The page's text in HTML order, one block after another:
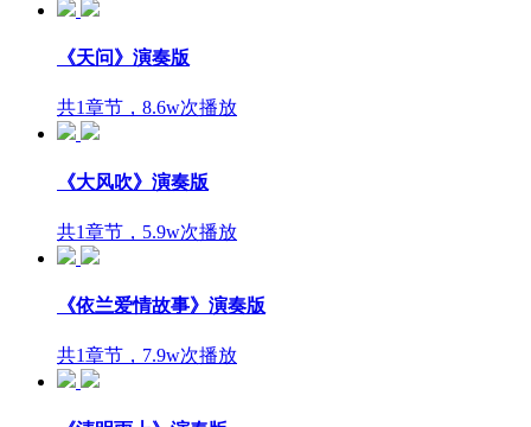
《天问》演奏版
共1章节，8.6w次播放
《大风吹》演奏版
共1章节，5.9w次播放
《依兰爱情故事》演奏版
共1章节，7.9w次播放